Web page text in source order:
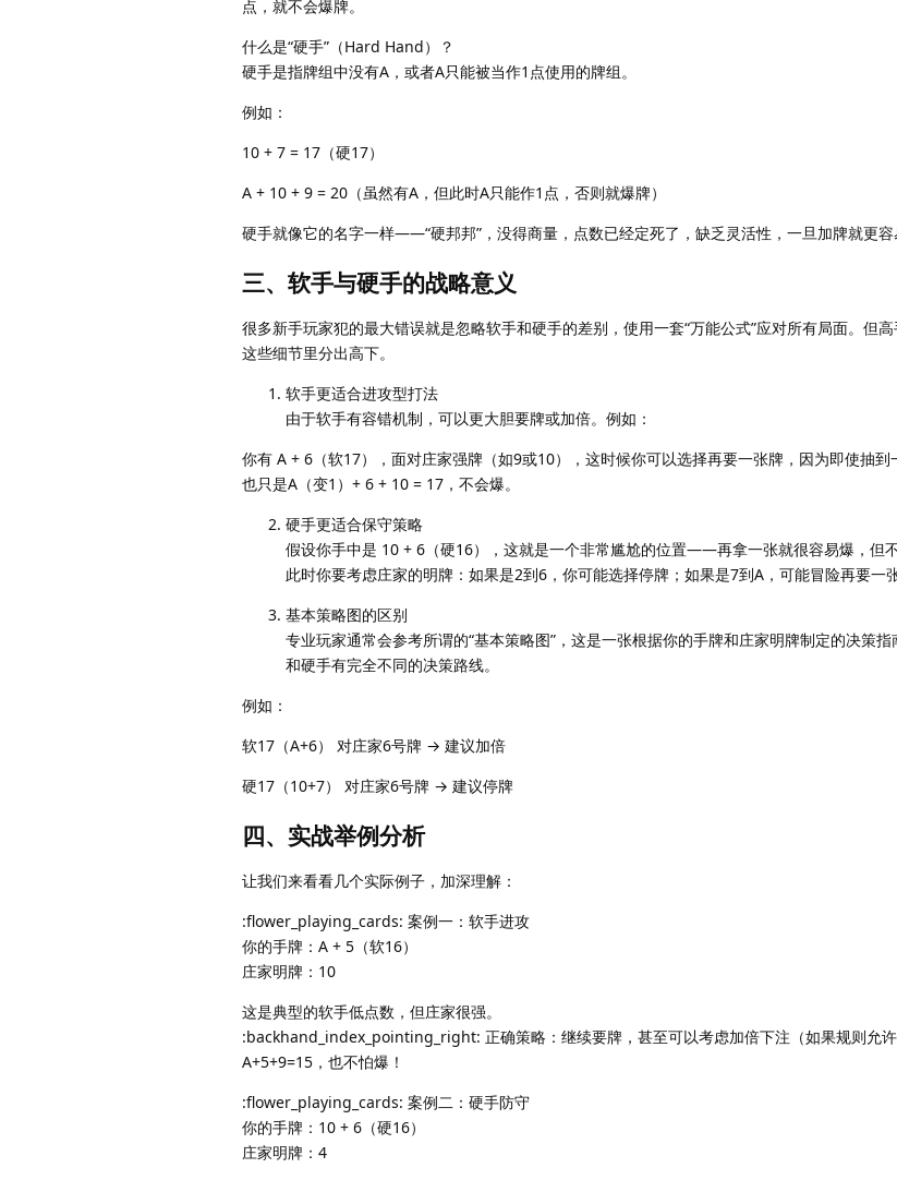
点，就不会爆牌。
什么是“硬手”（Hard Hand）？
硬手是指牌组中没有A，或者A只能被当作1点使用的牌组。
例如：
10 + 7 = 17（硬17）
A + 10 + 9 = 20（虽然有A，但此时A只能作1点，否则就爆牌）
硬手就像它的名字一样——“硬邦邦”，没得商量，点数已经定死了，缺乏灵活性，一旦加牌就更容
三、软手与硬手的战略意义
很多新手玩家犯的最大错误就是忽略软手和硬手的差别，使用一套“万能公式”应对所有局面。但
这些细节里分出高下。
软手更适合进攻型打法
由于软手有容错机制，可以更大胆要牌或加倍。例如：
你有 A + 6（软17），面对庄家强牌（如9或10），这时候你可以选择再要一张牌，因为即使抽
也只是A（变1）+ 6 + 10 = 17，不会爆。
硬手更适合保守策略
假设你手中是 10 + 6（硬16），这就是一个非常尴尬的位置——再拿一张就很容易爆，但不
此时你要考虑庄家的明牌：如果是2到6，你可能选择停牌；如果是7到A，可能冒险再要一张
基本策略图的区别
专业玩家通常会参考所谓的“基本策略图”，这是一张根据你的手牌和庄家明牌制定的决策
和硬手有完全不同的决策路线。
例如：
软17（A+6） 对庄家6号牌 → 建议加倍
硬17（10+7） 对庄家6号牌 → 建议停牌
四、实战举例分析
让我们来看看几个实际例子，加深理解：
:flower_playing_cards: 案例一：软手进攻
你的手牌：A + 5（软16）
庄家明牌：10
这是典型的软手低点数，但庄家很强。
:backhand_index_pointing_right: 正确策略：继续要牌，甚至可以考虑加倍下注（如果规则允
A+5+9=15，也不怕爆！
:flower_playing_cards: 案例二：硬手防守
你的手牌：10 + 6（硬16）
庄家明牌：4